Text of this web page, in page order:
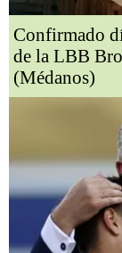
Confirmado
de la LBB
(Médanos)